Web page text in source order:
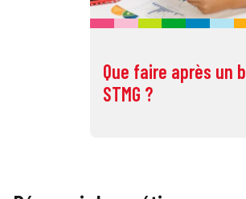
Que faire après un
STMG ?